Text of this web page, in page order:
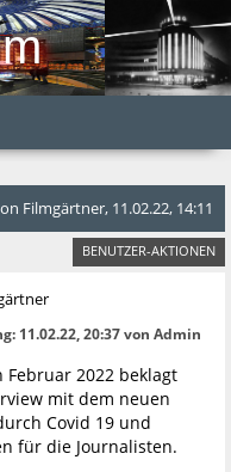
Filmgärtner, 11.02.22, 14:11
BENUTZER-AKTIONEN
: 11.02.22, 20:37 von Admin
2022 beklagt
mit dem neuen
Covid 19 und
für die Journalisten.